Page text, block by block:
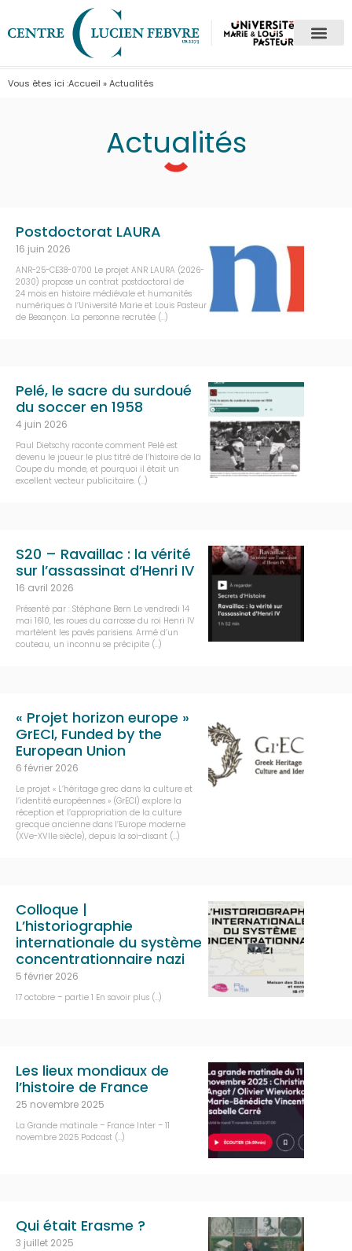
Vous êtes ici :Accueil »Actualités
Actualités
Postdoctorat LAURA
16 juin 2026
ANR-25-CE38-0700 Le projet ANR LAURA (2026-
2030) propose un contrat postdoctoral de
24 mois en histoire médiévale et humanités
numériques à l’Université Marie et Louis Pasteur
de Besançon. La personne recrutée (…)
Pelé, le sacre du surdoué
du soccer en 1958
4 juin 2026
Paul Dietschy raconte comment Pelé est
devenu le joueur le plus titré de l’histoire de la
Coupe du monde, et pourquoi il était un
excellent vecteur publicitaire. (…)
S20 – Ravaillac : la vérité
sur l’assassinat d’Henri IV
16 avril 2026
Présenté par : Stéphane Bern Le vendredi 14
mai 1610, les roues du carrosse du roi Henri IV
martèlent les pavés parisiens. Armé d’un
couteau, un inconnu se précipite (…)
« Projet horizon europe »
GrECI, Funded by the
European Union
6 février 2026
Le projet « L’héritage grec dans la culture et
l’identité européennes » (GrECI) explore la
réception et l’appropriation de la culture
grecque ancienne dans l’Europe moderne
(XVe-XVIIe siècle), depuis la soi-disant (…)
Colloque |
L’historiographie
internationale du système
concentrationnaire nazi
5 février 2026
17 octobre – partie 1 En savoir plus (…)
Les lieux mondiaux de
l’histoire de France
25 novembre 2025
La Grande matinale – France Inter – 11
novembre 2025 Podcast (…)
Qui était Erasme ?
3 juillet 2025